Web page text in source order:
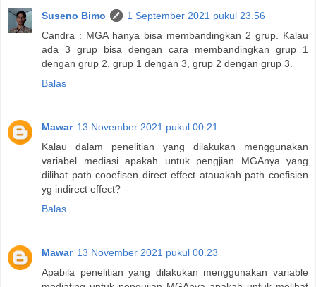
Suseno Bimo
1 September 2021 pukul 23.56
Candra : MGA hanya bisa membandingkan 2 grup. Kalau
ada 3 grup bisa dengan cara membandingkan grup 1
dengan grup 2, grup 1 dengan 3, grup 2 dengan grup 3.
Balas
Mawar 13 November 2021 pukul 00.21
Kalau dalam penelitian yang dilakukan menggunakan
variabel mediasi apakah untuk pengjian MGAnya yang
dilihat path cooefisen direct effect atauakah path coefisien
yg indirect effect?
Balas
Mawar 13 November 2021 pukul 00.23
Apabila penelitian yang dilakukan menggunakan variable